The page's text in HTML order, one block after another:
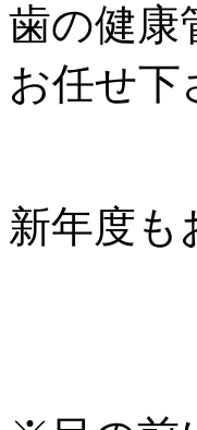
歯の健康
お任せ下
新年度も